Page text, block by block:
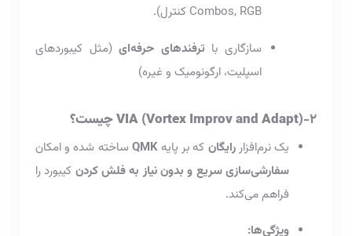
Combos, RGB کنترل).
سازگاری با ترفندهای حرفه‌ای(مثل کیبوردهای
اسپلیت، ارگونومیک و غیره)
2- (Vortex Improv and Adapt) VIA چیست؟
یک نرم‌افزاررایگان که بر پایهQMK ساخته شده و امکان
سفارشی‌سازی سریع و بدون نیاز به فلش کردن کیبورد را
فراهم می‌کند.
ویژگی‌ها: